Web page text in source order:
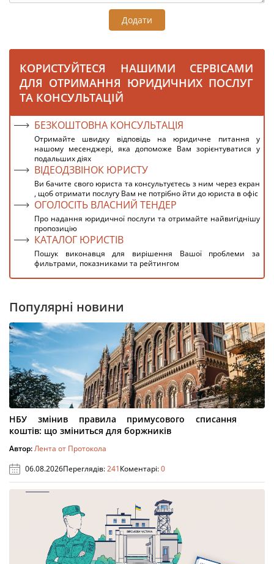
Додати
КОРИСТУЙТЕСЯ НАШИМИ СЕРВІСАМИ
ДЛЯ ОТРИМАННЯ ЮРИДИЧНИХ ПОСЛУГ
ТА КОНСУЛЬТАЦІЙ
БЕЗКОШТОВНА КОНСУЛЬТАЦІЯ
Отримайте швидку відповідь на юридичне питання у
нашому месенджері, яка допоможе Вам зорієнтуватися у
подальших діях
ВІДЕОДЗВІНОК ЮРИСТУ
Ви бачите свого юриста та консультуєтесь з ним через екран
, щоб отримати послугу Вам не потрібно йти до юриста в офіс
ОГОЛОСІТЬ ВЛАСНИЙ ТЕНДЕР
Про надання юридичної послуги та отримайте найвигіднішу
пропозицію
КАТАЛОГ ЮРИСТІВ
Пошук виконавця для вирішення Вашої проблеми за
фильтрами, показниками та рейтингом
Популярні новини
НБУ змінив правила примусового списання
коштів: що зміниться для боржників
Автор:Лента от Протокола
06.08.2026Переглядів:241Коментарі:0